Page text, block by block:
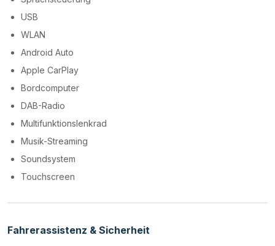
USB
WLAN
Android Auto
Apple CarPlay
Bordcomputer
DAB-Radio
Multifunktionslenkrad
Musik-Streaming
Soundsystem
Touchscreen
Fahrerassistenz & Sicherheit